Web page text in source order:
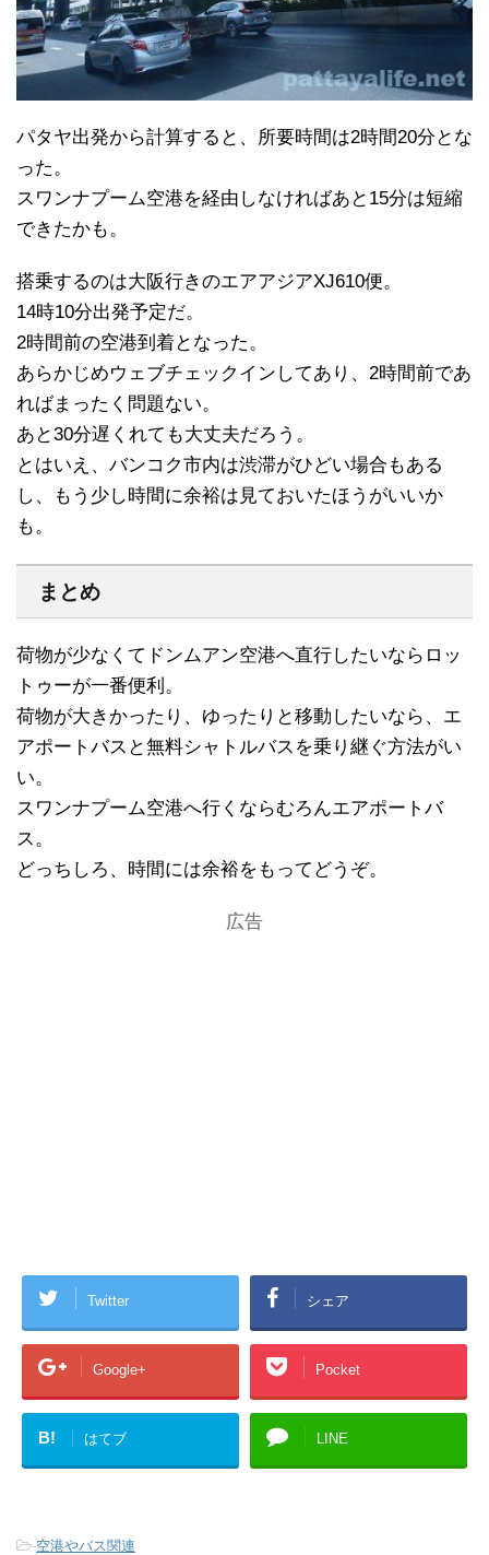
パタヤ出発から計算すると、所要時間は2時間20分とな
った。
スワンナプーム空港を経由しなければあと15分は短縮
できたかも。
搭乗するのは大阪行きのエアアジアXJ610便。
14時10分出発予定だ。
2時間前の空港到着となった。
あらかじめウェブチェックインしてあり、2時間前であ
ればまったく問題ない。
あと30分遅くれても大丈夫だろう。
とはいえ、バンコク市内は渋滞がひどい場合もある
し、もう少し時間に余裕は見ておいたほうがいいか
も。
まとめ
荷物が少なくてドンムアン空港へ直行したいならロッ
トゥーが一番便利。
荷物が大きかったり、ゆったりと移動したいなら、エ
アポートバスと無料シャトルバスを乗り継ぐ方法がい
い。
スワンナプーム空港へ行くならむろんエアポートバ
ス。
どっちしろ、時間には余裕をもってどうぞ。
広告
Twitter シェア
Google+ Pocket
B! はてブ LINE
-空港やバス関連